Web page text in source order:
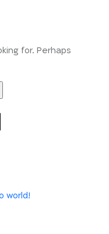
for. Perhaps
world!